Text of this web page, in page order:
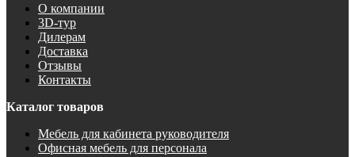
О компании
3D-тур
Дилерам
Доставка
Отзывы
Контакты
Каталог товаров
Мебель для кабинета руководителя
Офисная мебель для персонала